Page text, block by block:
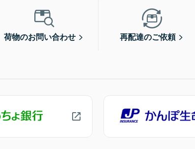
荷物のお問い合わせ 再配達のご依頼